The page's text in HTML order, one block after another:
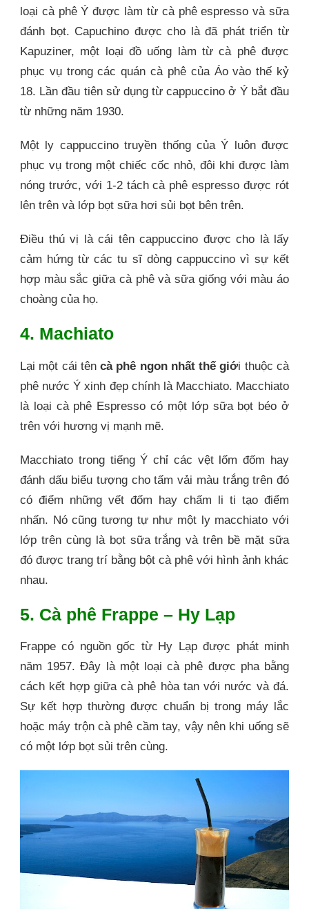
loại cà phê Ý được làm từ cà phê espresso và sữa
đánh bọt. Capuchino được cho là đã phát triển từ
Kapuziner, một loại đồ uống làm từ cà phê được
phục vụ trong các quán cà phê của Áo vào thế kỷ
18. Lần đầu tiên sử dụng từ cappuccino ở Ý bắt đầu
từ những năm 1930.
Một ly cappuccino truyền thống của Ý luôn được
phục vụ trong một chiếc cốc nhỏ, đôi khi được làm
nóng trước, với 1-2 tách cà phê espresso được rót
lên trên và lớp bọt sữa hơi sủi bọt bên trên.
Điều thú vị là cái tên cappuccino được cho là lấy
cảm hứng từ các tu sĩ dòng cappuccino vì sự kết
hợp màu sắc giữa cà phê và sữa giống với màu áo
choàng của họ.
4. Machiato
Lại một cái têncà phê ngon nhất thế giới thuộc cà
phê nước Ý xinh đẹp chính là Macchiato. Macchiato
là loại cà phê Espresso có một lớp sữa bọt béo ở
trên với hương vị mạnh mẽ.
Macchiato trong tiếng Ý chỉ các vệt lốm đốm hay
đánh dấu biểu tượng cho tấm vải màu trắng trên đó
có điểm những vết đốm hay chấm li ti tạo điểm
nhấn. Nó cũng tương tự như một ly macchiato với
lớp trên cùng là bọt sữa trắng và trên bề mặt sữa
đó được trang trí bằng bột cà phê với hình ảnh khác
nhau.
5. Cà phê Frappe – Hy Lạp
Frappe có nguồn gốc từ Hy Lạp được phát minh
năm 1957. Đây là một loại cà phê được pha bằng
cách kết hợp giữa cà phê hòa tan với nước và đá.
Sự kết hợp thường được chuẩn bị trong máy lắc
hoặc máy trộn cà phê cầm tay, vậy nên khi uống sẽ
có một lớp bọt sủi trên cùng.